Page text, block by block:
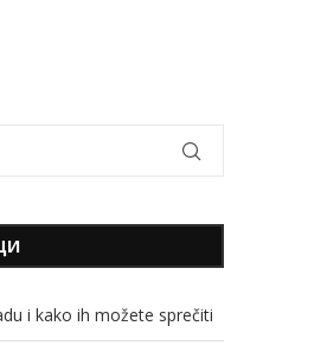
i kako ih možete sprečiti